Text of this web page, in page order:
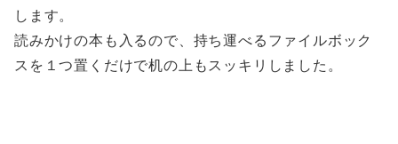
します。
読みかけの本も入るので、持ち運べるファイルボック
スを１つ置くだけで机の上もスッキリしました。